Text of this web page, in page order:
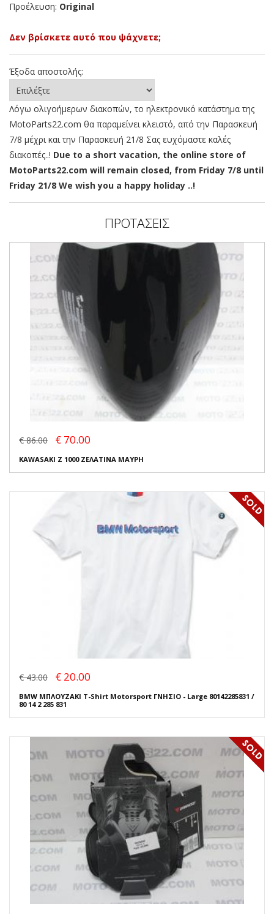
Προέλευση: Original
Δεν βρίσκετε αυτό που ψάχνετε;
Έξοδα αποστολής:
Λόγω ολιγοήμερων διακοπών, το ηλεκτρονικό κατάστημα της
MotoParts22.com θα παραμείνει κλειστό, από την Παρασκευή
7/8 μέχρι και την Παρασκευή 21/8 Σας ευχόμαστε καλές
διακοπές..! Due to a short vacation, the online store of
MotoParts22.com will remain closed, from Friday 7/8 until
Friday 21/8 We wish you a happy holiday ..!
ΠΡΟΤΑΣΕΙΣ
€ 86.00 € 70.00
KAWASAKI Z 1000 ΖΕΛΑΤΙΝΑ ΜΑΥΡΗ
€ 43.00 € 20.00
BMW ΜΠΛΟΥΖΑΚΙ T-Shirt Motorsport ΓΝΗΣΙΟ - Large 80142285831 /
80 14 2 285 831